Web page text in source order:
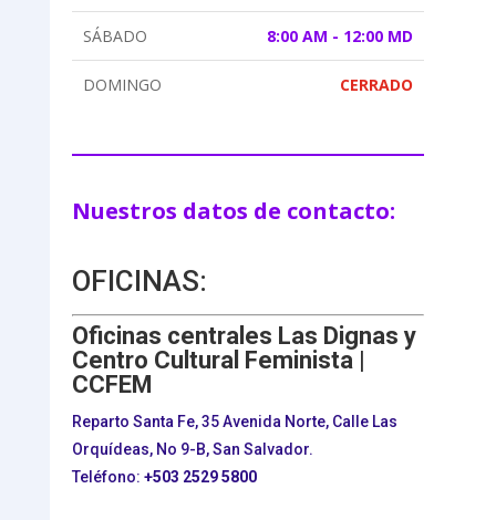
SÁBADO 8:00 AM - 12:00 MD
DOMINGO CERRADO
Nuestros datos de contacto:
OFICINAS:
Oficinas centrales Las Dignas y
Centro Cultural Feminista |
CCFEM
Reparto Santa Fe, 35 Avenida Norte, Calle Las
Orquídeas, No 9-B, San Salvador.
Teléfono: +503 2529 5800